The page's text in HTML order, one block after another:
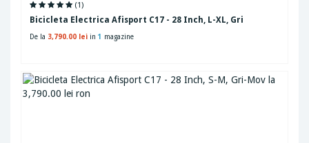
(1)
Bicicleta Electrica Afisport C17 - 28 Inch, L-XL, Gri
De la 3,790.00 lei in 1 magazine